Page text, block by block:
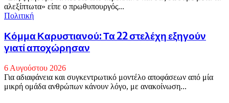
αλεξίπτωτα» είπε ο πρωθυπουργός...
Πολιτική
Κόμμα Καρυστιανού: Τα 22 στελέχη εξηγούν
γιατί αποχώρησαν
6 Αυγούστου 2026
Για αδιαφάνεια και συγκεντρωτικό μοντέλο αποφάσεων από μία
μικρή ομάδα ανθρώπων κάνουν λόγο, με ανακοίνωση...